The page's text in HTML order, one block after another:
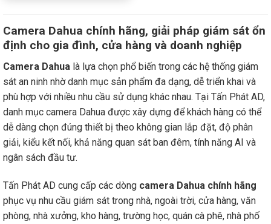
Camera Dahua chính hãng, giải pháp giám sát ổn
định cho gia đình, cửa hàng và doanh nghiệp
Camera Dahua là lựa chọn phổ biến trong các hệ thống giám
sát an ninh nhờ danh mục sản phẩm đa dạng, dễ triển khai và
phù hợp với nhiều nhu cầu sử dụng khác nhau. Tại Tấn Phát AD,
danh mục camera Dahua được xây dựng để khách hàng có thể
dễ dàng chọn đúng thiết bị theo không gian lắp đặt, độ phân
giải, kiểu kết nối, khả năng quan sát ban đêm, tính năng AI và
ngân sách đầu tư.
Tấn Phát AD cung cấp các dòng camera Dahua chính hãng
phục vụ nhu cầu giám sát trong nhà, ngoài trời, cửa hàng, văn
phòng, nhà xưởng, kho hàng, trường học, quán cà phê, nhà phố